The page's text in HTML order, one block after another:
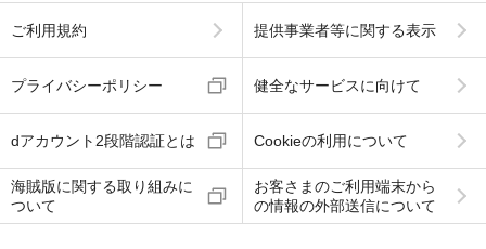
ご利用規約 提供事業者等に関する表示
プライバシーポリシー 健全なサービスに向けて
dアカウント2段階認証とは Cookieの利用について
海賊版に関する取り組みに
ついて
お客さまのご利用端末から
の情報の外部送信について